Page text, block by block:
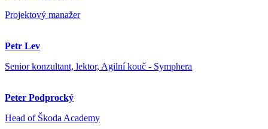
Projektový manažer
Petr Lev
Senior konzultant, lektor, Agilní kouč - Symphera
Peter Podprocký
Head of Škoda Academy